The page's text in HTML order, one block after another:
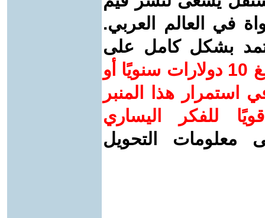
في العالم العربي.
بشكل كامل على
ساهم/ي معنا! بدعمكم بمبلغ 10 دولارات سنويًا أو
استمرار هذا المنبر
للفكر اليساري
معلومات التحويل